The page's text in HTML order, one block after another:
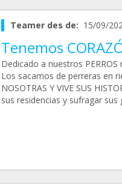
Teamer des de: 15/09/
Tenemos
Dedicado a nuestros
Los sacamos de perreras en
NOSOTRAS Y VIVE SUS
sus residencias y sufragar sus